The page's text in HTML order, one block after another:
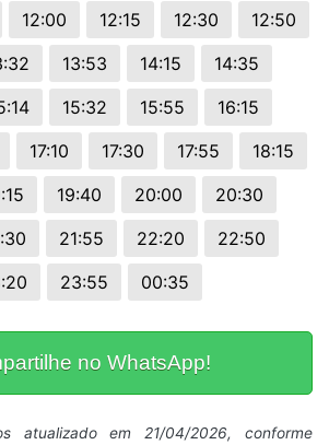
12:00 12:15 12:30
12:50
13:53 14:15
14:35
15:32 15:55
16:15
17:10 17:30 17:55
18:15
19:40 20:00
20:30
21:55 22:20
22:50
23:55 00:35
no WhatsApp!
atualizado em 21/04/2026, conforme